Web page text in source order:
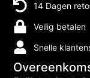
14 Dagen
Veilig betalen
Snelle